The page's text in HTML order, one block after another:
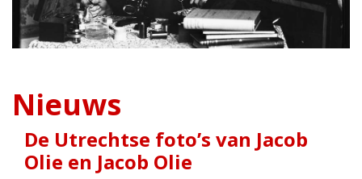
Nieuws
De Utrechtse foto’s van Jacob
Olie en Jacob Olie